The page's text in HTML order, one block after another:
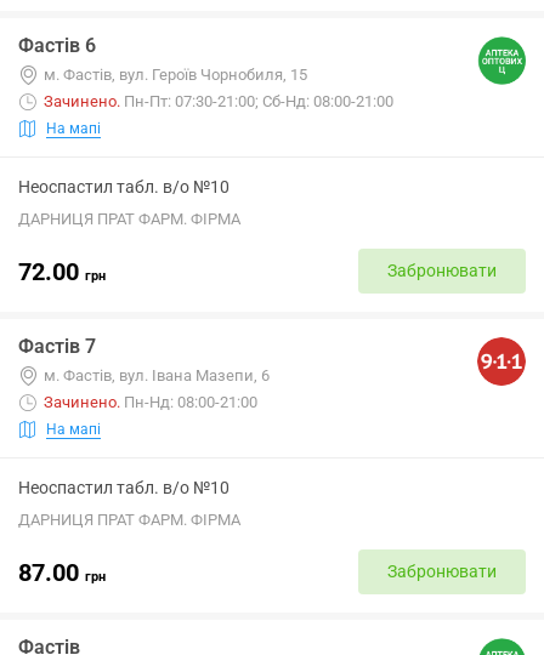
Фастів 6
м. Фастів, вул. Героїв Чорнобиля, 15
Зачинено. Пн-Пт: 07:30-21:00; Сб-Нд: 08:00-21:00
На мапі
Неоспастил табл. в/о №10
ДАРНИЦЯ ПРАТ ФАРМ. ФІРМА
72.00 грн Забронювати
Фастів 7
м. Фастів, вул. Івана Мазепи, 6
Зачинено. Пн-Нд: 08:00-21:00
На мапі
Неоспастил табл. в/о №10
ДАРНИЦЯ ПРАТ ФАРМ. ФІРМА
87.00 грн Забронювати
Фастів